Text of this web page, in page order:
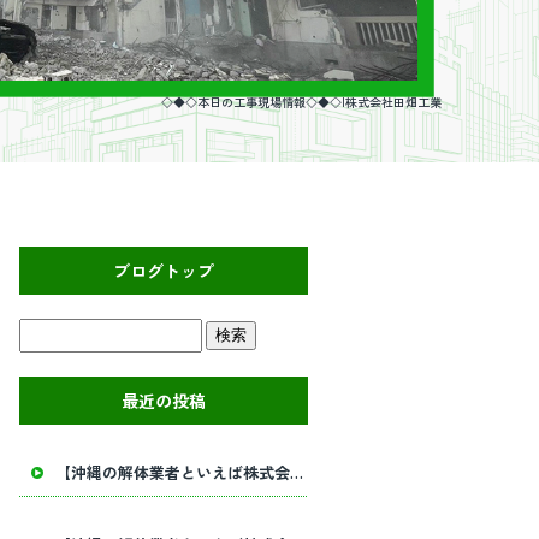
◇◆◇本日の工事現場情報◇◆◇|株式会社田畑工業
ブログトップ
最近の投稿
【沖縄の解体業者といえば株式会社田畑工業】内部解体工事・建物解体工事の事ならお任せください！